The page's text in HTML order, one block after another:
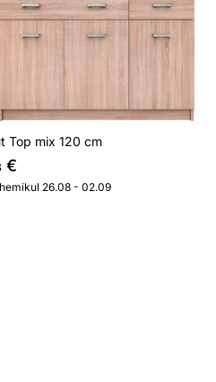
Top mix 120 cm
€
26.08 - 02.09